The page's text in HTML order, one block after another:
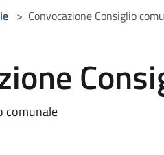
> Convocazione Consiglio
comunale